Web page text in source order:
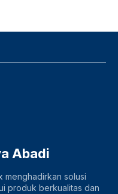
Abadi
menghadirkan solusi
produk berkualitas dan